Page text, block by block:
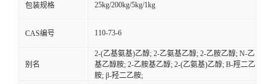
包装规格 25kg/200kg/5kg/1kg
CAS编号 110-73-6
别名
2-(乙基氨基)乙醇; 2-乙氨基乙醇; 2-乙胺乙醇; N-乙
基乙醇胺; 2-乙胺基乙醇; 2-(乙氨基)乙醇; Β-羥二乙
胺; β-羟二乙胺;